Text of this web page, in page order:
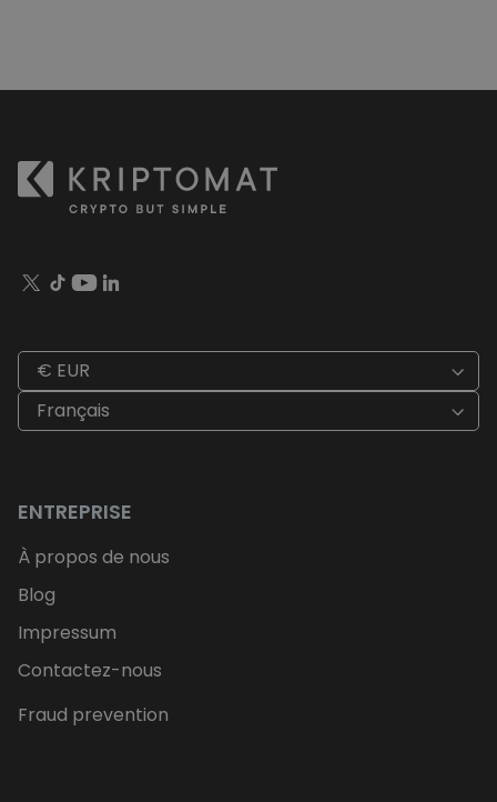
€ EUR
Français
ENTREPRISE
À propos de nous
Blog
Impressum
Contactez-nous
Fraud prevention